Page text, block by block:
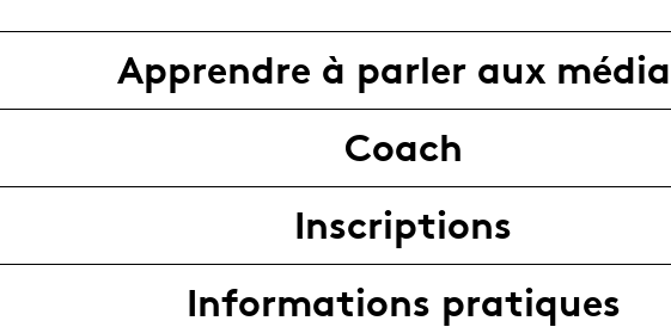
Apprendre à parler aux
Coach
Inscriptions
Informations pratiques